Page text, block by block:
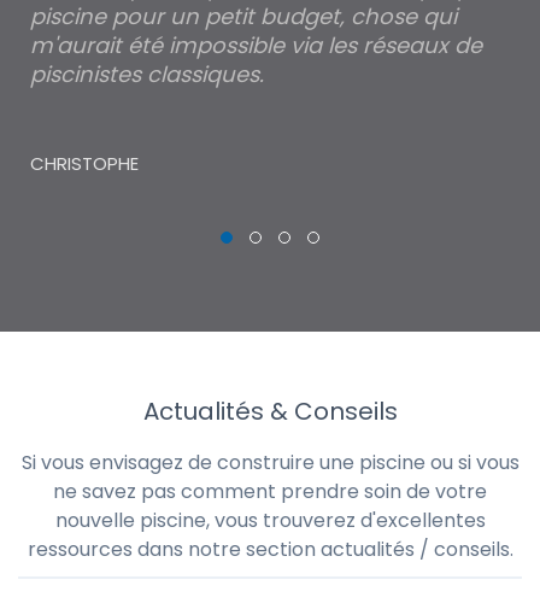
piscine pour un petit budget, chose qui
m'aurait été impossible via les réseaux de
piscinistes classiques.
CHRISTOPHE
Actualités & Conseils
Si vous envisagez de construire une piscine ou si vous
ne savez pas comment prendre soin de votre
nouvelle piscine, vous trouverez d'excellentes
ressources dans notre section actualités / conseils.